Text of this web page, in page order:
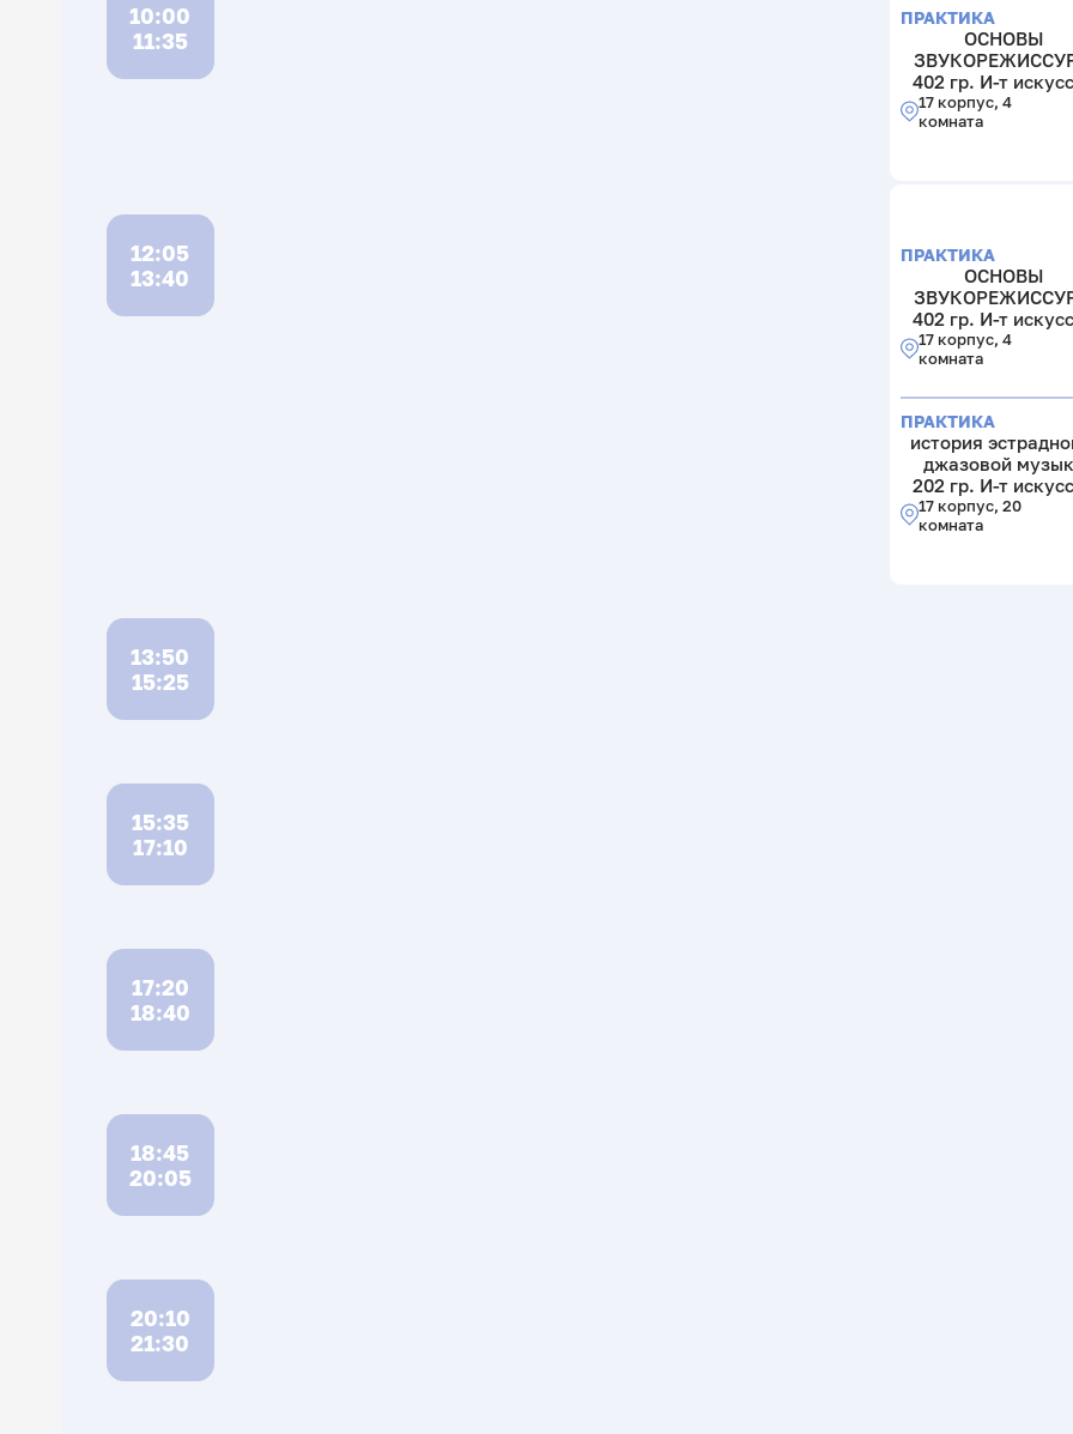
10:00
11:35
ПРАКТИКА
ОСНОВЫ
402 гр. И-т
17 корпус, 4
комната
12:05
13:40
ПРАКТИКА
ОСНОВЫ
402 гр. И-т
17 корпус, 4
комната
ПРАКТИКА
история
джазовой
202 гр. И-т
17 корпус, 20
комната
13:50
15:25
15:35
17:10
17:20
18:40
18:45
20:05
20:10
21:30